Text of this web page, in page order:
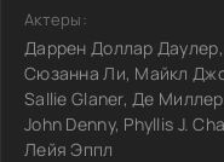
Актеры:
Даррен Доллар
Сюзанна Ли, Майкл
Sallie Glaner, Де
John Denny, Phyllis J.
Лейя Эппл